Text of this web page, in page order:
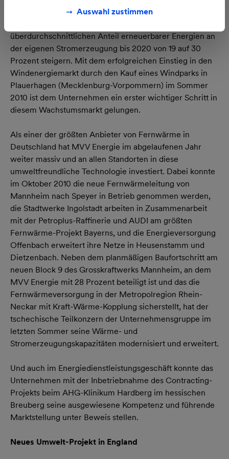
Auswahl zustimmen
überdurchschnittlichen Anteil erneuerbarer Energien an
der eigenen Stromerzeugung bis 2020 von 19 auf 30
Prozent steigern. Mit dem erfolgreichen Einstieg in den
Windenergiemarkt durch den Kauf eines Windparks in
Plauerhagen (Mecklenburg-Vorpommern) im Sommer
2010 ist dem Unternehmen ein erster wichtiger Schritt in
diesem Wachstumsmarkt gelungen.
Als einer der größten Anbieter von Fernwärme in
Deutschland hat MVV Energie im abgelaufenen Jahr
weiter massiv und an allen Standorten in diese
umweltfreundliche Technologie investiert. Dabei konnte
im Oktober 2010 die neue Fernwärmeleitung von
Mannheim nach Speyer in Betrieb genommen werden,
die Stadtwerke Ingolstadt arbeiten in Zusammenarbeit
mit der Petroplus-Raffinerie und AUDI am größten
Fernwärme-Projekt Bayerns, und die Energieversorgung
Offenbach erweitert ihre Netze in Heusenstamm und
Dietzenbach. Neben dem planmäßigen Baufortschritt am
neuen Block 9 des Grosskraftwerks Mannheim, an dem
MVV Energie mit 28 Prozent beteiligt ist und das die
Fernwärmeversorgung in der Metropolregion Rhein-
Neckar mit Kraft-Wärme-Kopplung sicherstellt, hat der
tschechische Teilkonzern der Unternehmensgruppe im
letzten Sommer seine Wärme- und
Stromerzeugungskapazitäten modernisiert und erweitert.
Und auch im Energiedienstleistungsgeschäft konnte das
Unternehmen mit der Inbetriebnahme des Contracting-
Projekts beim AHG-Klinikum Hardberg im hessischen
Breuberg seine ausgewiesene Kompetenz und führende
Marktstellung unter Beweis stellen.
Neues Umwelt-Projekt in England